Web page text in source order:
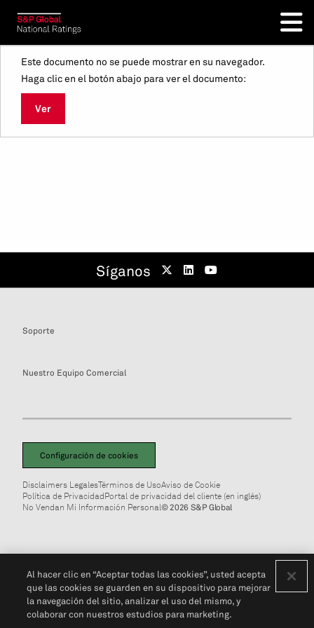
Este documento no se puede mostrar en su navegador.
Haga clic en el botón abajo para ver el documento:
Ver
Síganos
Soporte
Nuestro Equipo Comercial
Configuración de cookies
Disclaimers LegalesTérminos de UsoAviso de Cookie
Política de PrivacidadPortal de privacidad del cliente (en inglés)
No Vendan Mi Información Personal© 2026 S&P Global
Al hacer clic en “Aceptar todas las cookies”, usted acepta
que las cookies se guarden en su dispositivo para mejorar
la navegación del sitio, analizar el uso del mismo, y
colaborar con nuestros estudios para marketing.